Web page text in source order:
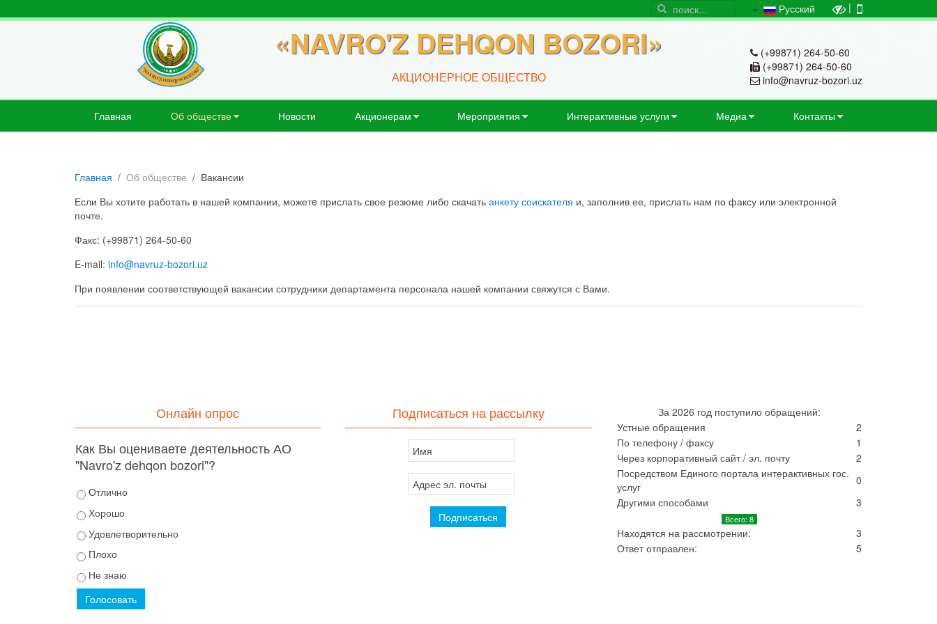
|
Русский
«NAVRO'Z DEHQON BOZORI»
АКЦИОНЕРНОЕ ОБЩЕСТВО
(+99871) 264-50-60
(+99871) 264-50-60
info@navruz-bozori.uz
Главная Об обществе Новости Акционерам Мероприятия Интерактивные услуги Медиа Контакты
Главная Об обществе
Вакансии
Если Вы хотите работать в нашей компании, можетe прислать свое резюме либо скачать анкету соискателя и, заполнив ее, прислать нам по факсу или электронной
почте.
Факс: (+99871) 264-50-60
E-mail: info@navruz-bozori.uz
При появлении соответствующей вакансии сотрудники департамента персонала нашей компании свяжутся с Вами.
Онлайн опрос
Как Вы оцениваете деятельность АО
"Navro'z dehqon bozori"?
Отлично
Хорошо
Удовлетворительно
Плохо
Не знаю
Подписаться на рассылку
За 2026 год поступило обращений:
Устные обращения
2
По телефону / факсу
1
Через корпоративный сайт / эл. почту
2
Посредством Единого портала интерактивных гос.
услуг
0
Другими способами
3
Всего: 8
Находятся на рассмотрении:
3
Ответ отправлен:
5